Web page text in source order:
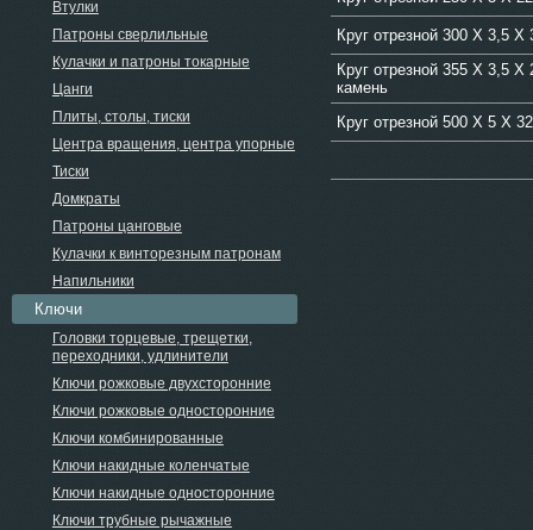
Круг отрезной 300 Х 3,5
Круг отрезной 355 Х 3,5 Х
камень
Круг отрезной 500 Х 5 Х
Втулки
Патроны сверлильные
Кулачки и патроны токарные
Цанги
Плиты, столы, тиски
Центра вращения, центра упорные
Тиски
Домкраты
Патроны цанговые
Кулачки к винторезным патронам
Напильники
Ключи
Головки торцевые, трещетки,
переходники, удлинители
Ключи рожковые двухсторонние
Ключи рожковые односторонние
Ключи комбинированные
Ключи накидные коленчатые
Ключи накидные односторонние
Ключи трубные рычажные